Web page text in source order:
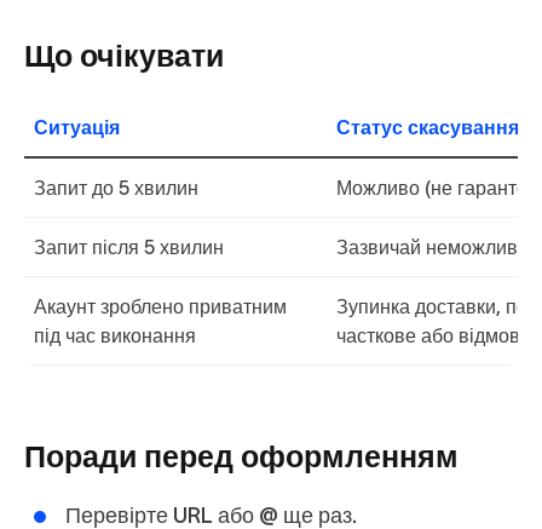
Що очікувати
Ситуація Статус скасування
Запит до 5 хвилин Можливо (не
Запит після 5 хвилин Зазвичай неможливо
Акаунт зроблено приватним
під час виконання
Зупинка доставки,
часткове або відмова
Поради перед оформленням
Перевірте URL або @ ще раз.